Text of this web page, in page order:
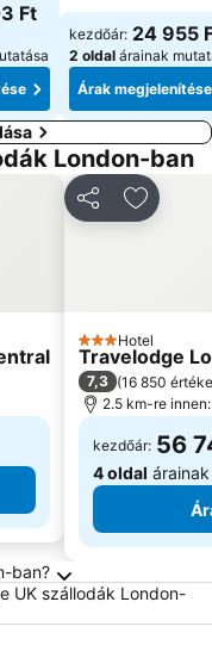
Ft
kezdőár: 24 955
2 oldal árainak
Árak megjelenítése
London-ban
Megosztás
3 Kategória
Hotel
Travelodge
7,3 (16 850
2.5 km-re
kezdőár: 56
4 oldal
úticélról
ban?
UK szállodák London-